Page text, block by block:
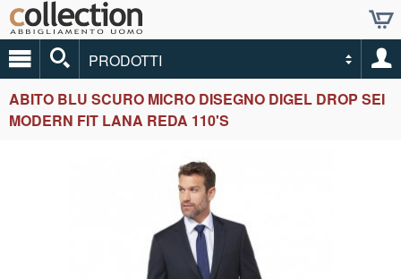
PRODOTTI
ABITO BLU SCURO MICRO DISEGNO DIGEL DROP SEI
MODERN FIT LANA REDA 110'S